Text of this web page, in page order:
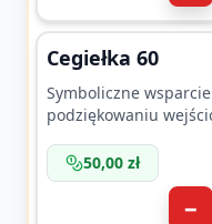
Cegiełka 60
Symboliczne
podziękowaniu
50,00 zł
−